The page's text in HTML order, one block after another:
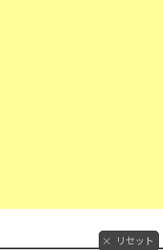
リセット